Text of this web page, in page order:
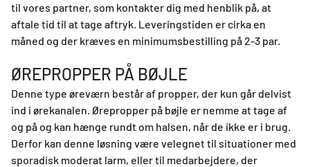
til vores partner, som kontakter dig med henblik på, at
aftale tid til at tage aftryk. Leveringstiden er cirka en
måned og der kræves en minimumsbestilling på 2-3 par.
ØREPROPPER PÅ BØJLE
Denne type øreværn består af propper, der kun går delvist
ind i ørekanalen. Ørepropper på bøjle er nemme at tage af
og på og kan hænge rundt om halsen, når de ikke er i brug.
Derfor kan denne løsning være velegnet til situationer med
sporadisk moderat larm, eller til medarbejdere, der